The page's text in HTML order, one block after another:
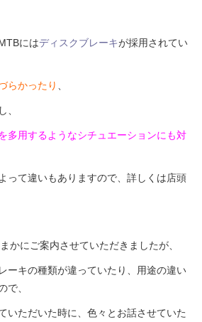
にはディスクブレーキが採用されてい
らかったり 、
、
多用するようなシチュエーションにも対
って違いもありますので、詳しくは店頭
かにご案内させていただきましたが、
ーキの種類が違っていたり、用途の違い
で、
いただいた時に、色々とお話させていた